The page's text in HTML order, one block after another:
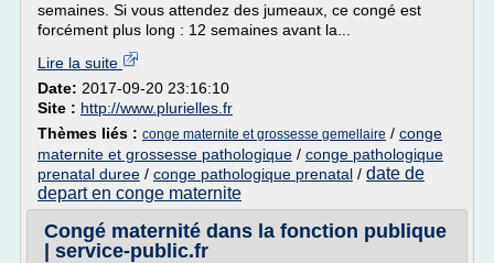
semaines. Si vous attendez des jumeaux, ce congé est
forcément plus long : 12 semaines avant la...
Lire la suite
Date: 2017-09-20 23:16:10
Site : http://www.plurielles.fr
Thèmes liés : conge maternite et grossesse gemellaire / conge
maternite et grossesse pathologique / conge pathologique
prenatal duree / conge pathologique prenatal / date de
depart en conge maternite
Congé maternité dans la fonction publique
| service-public.fr